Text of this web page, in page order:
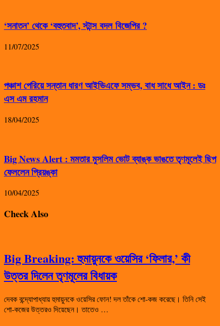
‘সনাতন’ থেকে ‘বহুতবাদ’, স্টান্স বদল বিজেপির ?
11/07/2025
পঞ্চাশ পেরিয়ে সন্তান ধারণ আইভিএফে সম্ভব, বাধ সাধে আইন : ডঃ
এস এম রহমান
18/04/2025
Big News Alert : মমতার মুসলিম ভোট ব্যাঙ্ক ভাঙতে তৃণমূলেই ছিপ
ফেললেন প্রিয়ঙ্কা
10/04/2025
Check Also
Big Breaking: হুমায়ুনকে ওয়েসির ‘ফিলার,’ কী
উত্তর দিলেন তৃণমূলের বিধায়ক
দেবক বন্দ্যোপাধ্যায় হুমায়ুনকে ওয়েসির ফোন! দল তাঁকে শো-কজ করেছে। তিনি সেই
শো-কজের উত্তরও দিয়েছেন। তাতেও …